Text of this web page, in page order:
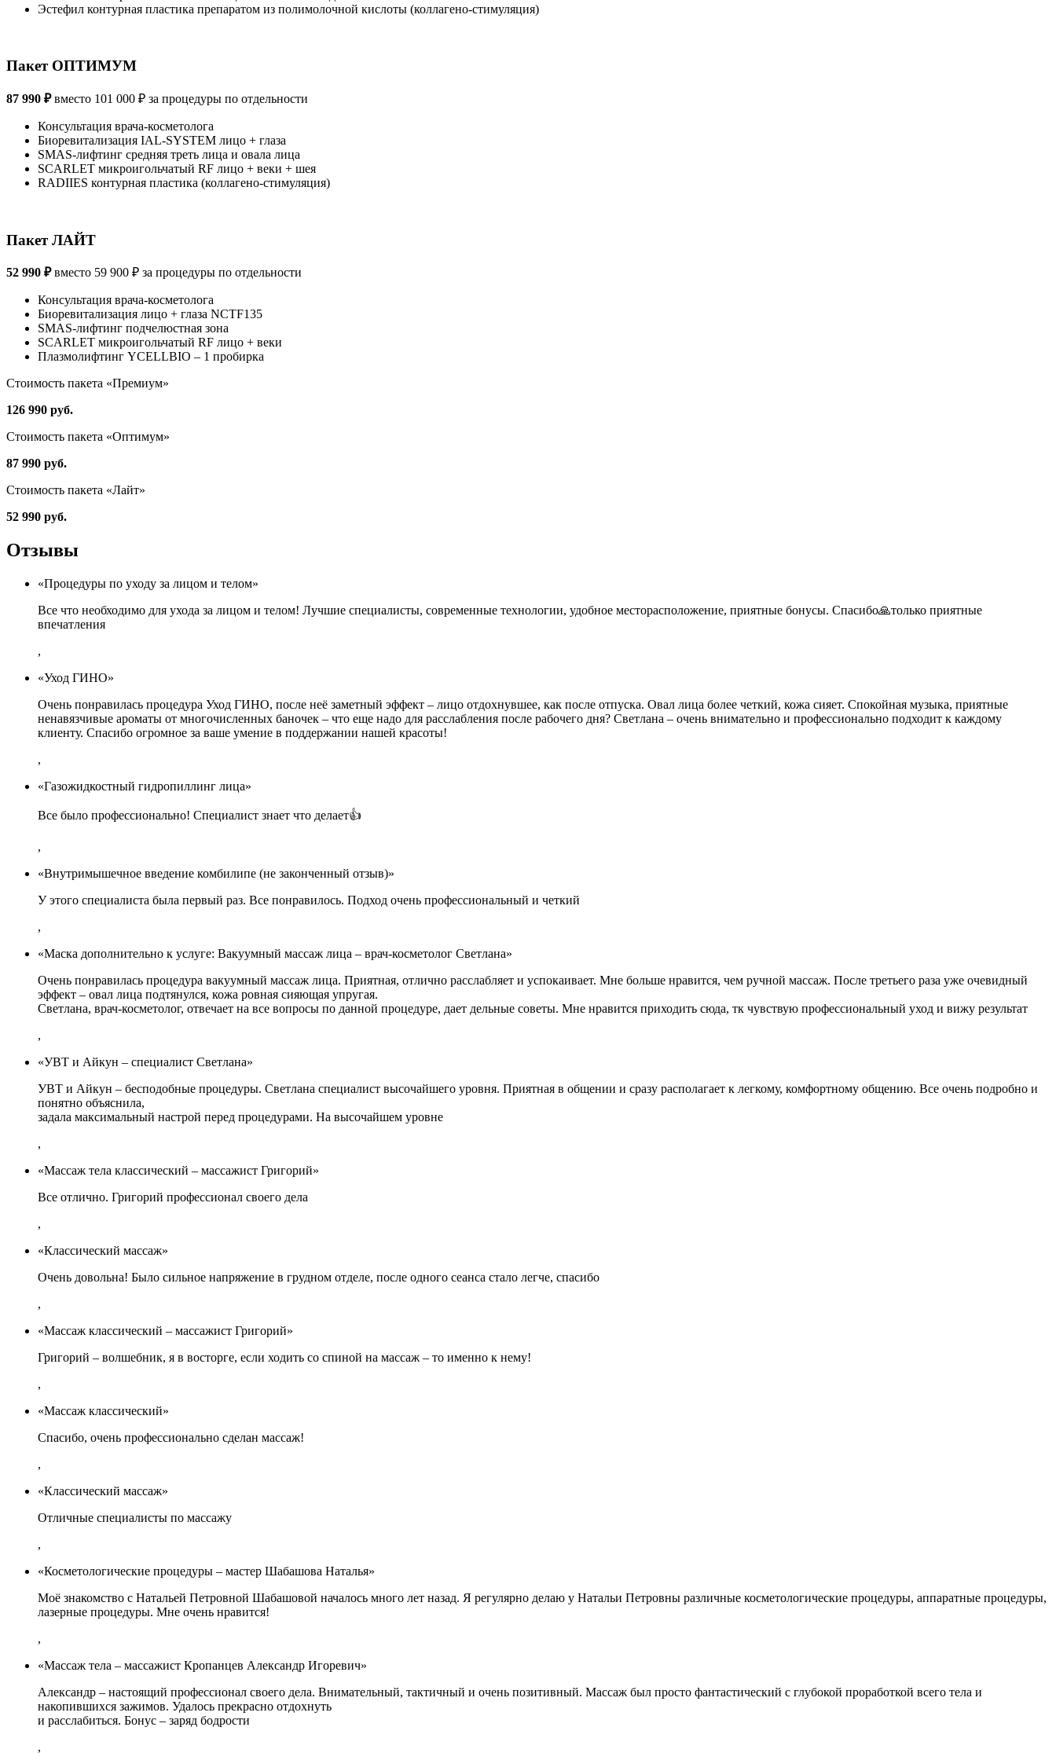
Эстефил контурная пластика препаратом из полимолочной кислоты (коллагено-стимуляция)
Пакет ОПТИМУМ
87 990 ₽вместо 101 000 ₽ за процедуры по отдельности
Консультация врача-косметолога
Биоревитализация IAL-SYSTEM лицо + глаза
SMAS-лифтинг средняя треть лица и овала лица
SCARLET микроигольчатый RF лицо + веки + шея
RADIIES контурная пластика (коллагено-стимуляция)
Пакет ЛАЙТ
52 990 ₽вместо 59 900 ₽ за процедуры по отдельности
Консультация врача-косметолога
Биоревитализация лицо + глаза NCTF135
SMAS-лифтинг подчелюстная зона
SCARLET микроигольчатый RF лицо + веки
Плазмолифтинг YCELLBIO – 1 пробирка
Стоимость пакета «Премиум»
126 990 руб.
Стоимость пакета «Оптимум»
87 990 руб.
Стоимость пакета «Лайт»
52 990 руб.
Отзывы
«Процедуры по уходу за лицом и телом»
Все что необходимо для ухода за лицом и телом! Лучшие специалисты, современные технологии, удобное месторасположение, приятные бонусы. Спасибо🙏только приятные
впечатления
,
«Уход ГИНО»
Очень понравилась процедура Уход ГИНО, после неё заметный эффект – лицо отдохнувшее, как после отпуска. Овал лица более четкий, кожа сияет. Спокойная музыка, приятные
ненавязчивые ароматы от многочисленных баночек – что еще надо для расслабления после рабочего дня? Светлана – очень внимательно и профессионально подходит к каждому
клиенту. Спасибо огромное за ваше умение в поддержании нашей красоты!
,
«Газожидкостный гидропиллинг лица»
Все было профессионально! Специалист знает что делает👍
,
«Внутримышечное введение комбилипе (не законченный отзыв)»
У этого специалиста была первый раз. Все понравилось. Подход очень профессиональный и четкий
,
«Маска дополнительно к услуге: Вакуумный массаж лица – врач-косметолог Светлана»
Очень понравилась процедура вакуумный массаж лица. Приятная, отлично расслабляет и успокаивает. Мне больше нравится, чем ручной массаж. После третьего раза уже очевидный
эффект – овал лица подтянулся, кожа ровная сияющая упругая.
Светлана, врач-косметолог, отвечает на все вопросы по данной процедуре, дает дельные советы. Мне нравится приходить сюда, тк чувствую профессиональный уход и вижу результат
,
«УВТ и Айкун – специалист Светлана»
УВТ и Айкун – бесподобные процедуры. Светлана специалист высочайшего уровня. Приятная в общении и сразу располагает к легкому, комфортному общению. Все очень подробно и
понятно объяснила,
задала максимальный настрой перед процедурами. На высочайшем уровне
,
«Массаж тела классический – массажист Григорий»
Все отлично. Григорий профессионал своего дела
,
«Классический массаж»
Очень довольна! Было сильное напряжение в грудном отделе, после одного сеанса стало легче, спасибо
,
«Массаж классический – массажист Григорий»
Григорий – волшебник, я в восторге, если ходить со спиной на массаж – то именно к нему!
,
«Массаж классический»
Спасибо, очень профессионально сделан массаж!
,
«Классический массаж»
Отличные специалисты по массажу
,
«Косметологические процедуры – мастер Шабашова Наталья»
Моё знакомство с Натальей Петровной Шабашовой началось много лет назад. Я регулярно делаю у Натальи Петровны различные косметологические процедуры, аппаратные процедуры,
лазерные процедуры. Мне очень нравится!
,
«Массаж тела – массажист Кропанцев Александр Игоревич»
Александр – настоящий профессионал своего дела. Внимательный, тактичный и очень позитивный. Массаж был просто фантастический с глубокой проработкой всего тела и
накопившихся зажимов. Удалось прекрасно отдохнуть
и расслабиться. Бонус – заряд бодрости
,